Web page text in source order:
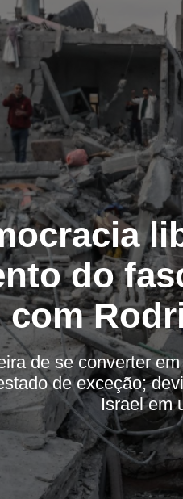
do
com
de se converter
de exceção;
Israel em